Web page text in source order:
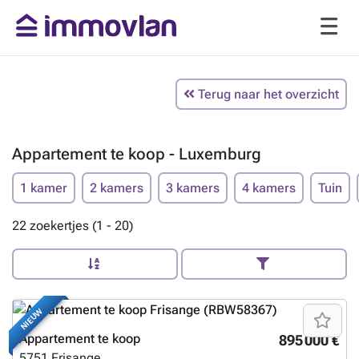
Terug naar het overzicht
Appartement te koop - Luxemburg
1 kamer 2 kamers 3 kamers 4 kamers Tuin
22 zoekertjes (1 - 20)
NIEUW
895 000 €
Appartement te koop